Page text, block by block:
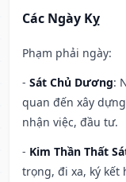
Các Ngày Kỵ
Phạm phải ngày:
- Sát Chủ Dương:
quan đến xây
nhận việc, đầu tư.
- Kim Thần Thất
trọng, đi xa, ký kết